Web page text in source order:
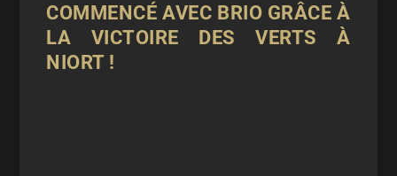
COMMENCÉ AVEC BRIO GRÂCE À
LA VICTOIRE DES VERTS À
NIORT !